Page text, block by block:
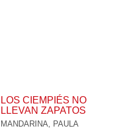
LOS CIEMPIÉS NO
LLEVAN ZAPATOS
MANDARINA, PAULA